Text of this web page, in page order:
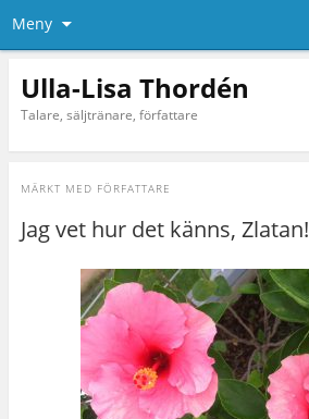
Meny
Ulla-Lisa Thordén
Talare, säljtränare, författare
MÄRKT MED FÖRFATTARE
Jag vet hur det känns, Zlatan!